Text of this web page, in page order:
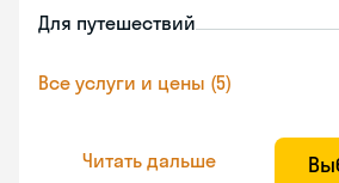
Для путешествий
Все услуги и цены (5)
Читать дальше